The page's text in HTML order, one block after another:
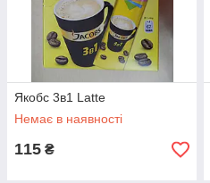
Якобс 3в1 Latte
Немає в наявності
115 ₴